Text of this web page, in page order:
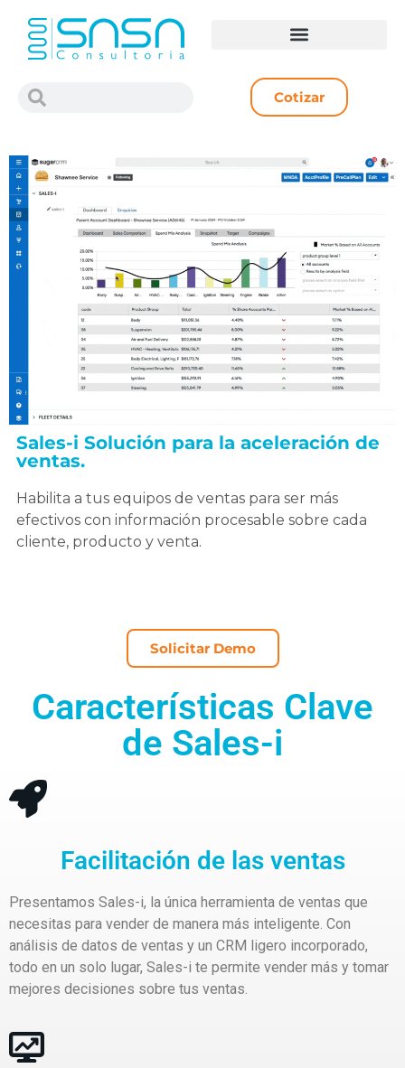
Cotizar
Sales-i Solución para la aceleración de
ventas.
Habilita a tus equipos de ventas para ser más
efectivos con información procesable sobre cada
cliente, producto y venta.
Solicitar Demo
Características Clave
de Sales-i
Facilitación de las ventas
Presentamos Sales-i, la única herramienta de ventas que
necesitas para vender de manera más inteligente. Con
análisis de datos de ventas y un CRM ligero incorporado,
todo en un solo lugar, Sales-i te permite vender más y tomar
mejores decisiones sobre tus ventas.